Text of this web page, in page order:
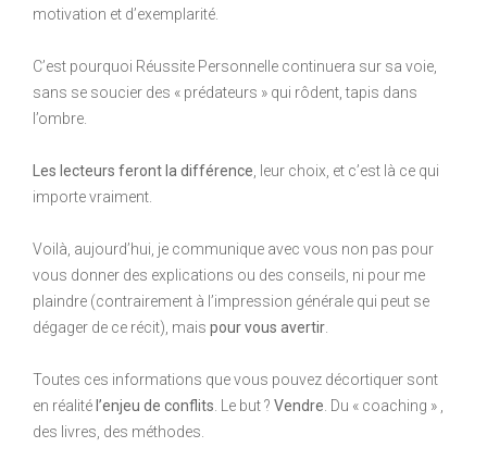
motivation et d’exemplarité.
C’est pourquoi Réussite Personnelle continuera sur sa voie,
sans se soucier des « prédateurs » qui rôdent, tapis dans
l’ombre.
Les lecteurs feront la différence , leur choix, et c’est là ce qui
importe vraiment.
Voilà, aujourd’hui, je communique avec vous non pas pour
vous donner des explications ou des conseils, ni pour me
plaindre (contrairement à l’impression générale qui peut se
dégager de ce récit), mais pour vous avertir
Toutes ces informations que vous pouvez décortiquer sont
en réalité l’enjeu de conflits . Le but ? Vendre . Du « coaching » ,
des livres, des méthodes.